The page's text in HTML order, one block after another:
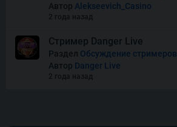
Автор Alekseevich_Casino
2 года назад
Стример Danger Live
Раздел Обсуждение стримеров
Автор Danger Live
2 года назад